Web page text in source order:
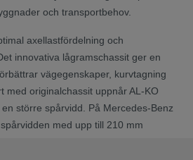
och transportbehov.
axellastfördelning och
innovativa lågramschassit ger en
vägegenskaper, kurvtagning
med originalchassit uppnår AL-KO
större spårvidd. På Mercedes-Benz
med upp till 210 mm
ytterligare förbättrar rullstabiliteten.